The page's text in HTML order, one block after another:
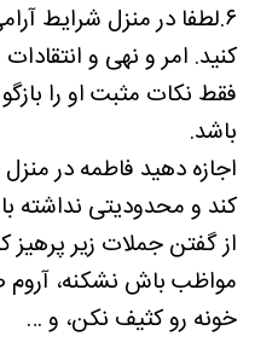
۶.لطفا در منزل شرایط
کنید. امر و نهی و انتقادات
فقط نکات مثبت او را
باشد.
اجازه دهید فاطمه در منزل
کند و محدودیتی نداشته
از گفتن جملات زیر پرهیز
مواظب باش نشکنه،
خونه رو کثیف نکن، و …